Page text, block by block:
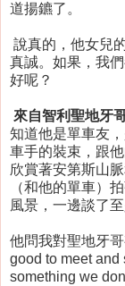
道揚鑣了。
說真的，他女兒
真誠。如果，我
好呢？
來自智利聖地牙
知道他是單車友
車手的裝束，跟
欣賞著安第斯山
（和他的單車）
風景，一邊談了
他問我對聖地牙
good to meet and
something we